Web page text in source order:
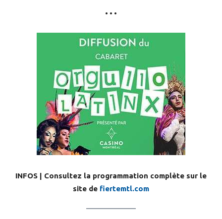
• • •
INFOS | Consultez la programmation complète sur le
site de fiertemtl.com